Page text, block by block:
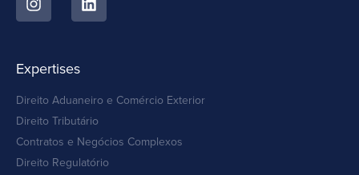
Expertises
Direito Aduaneiro e Comércio Exterior
Direito Tributário
Contratos e Negócios Complexos
Direito Regulatório